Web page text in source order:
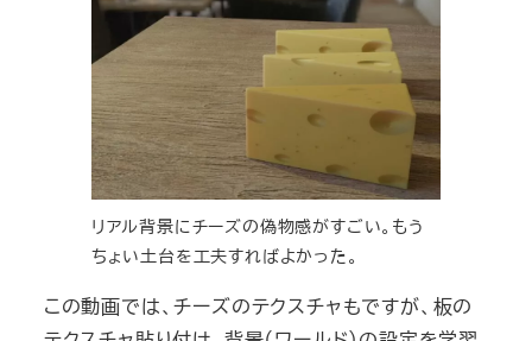
リアル背景にチーズの偽物感がすごい。もう
ちょい土台を工夫すればよかった。
この動画では、チーズのテクスチャもですが、板の